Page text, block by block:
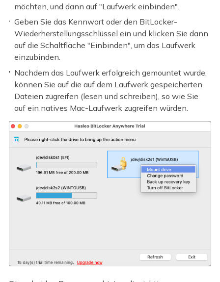
möchten, und dann auf "Laufwerk einbinden".
Geben Sie das Kennwort oder den BitLocker-
Wiederherstellungsschlüssel ein und klicken Sie dann
auf die Schaltfläche "Einbinden", um das Laufwerk
einzubinden.
Nachdem das Laufwerk erfolgreich gemountet wurde,
können Sie auf die auf dem Laufwerk gespeicherten
Dateien zugreifen (lesen und schreiben), so wie Sie
auf ein natives Mac-Laufwerk zugreifen würden.